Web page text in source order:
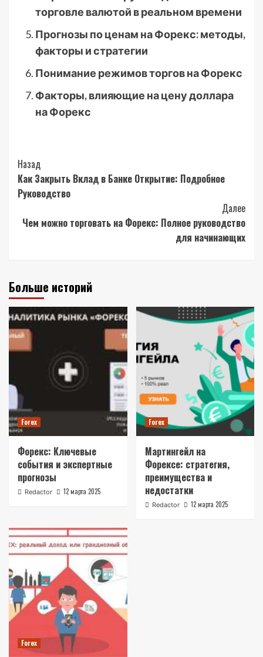
торговле валютой в реальном времени
Прогнозы по ценам на Форекс: методы,
факторы и стратегии
Понимание режимов торгов на Форекс
Факторы, влияющие на цену доллара
на Форекс
Post
Navigation
Назад
Как Закрыть Вклад в Банке Открытие: Подробное
Руководство
Далее
Чем можно торговать на Форекс: Полное руководство
для начинающих
Больше историй
Forex
Форекс: Ключевые
события и экспертные
прогнозы
Redactor 12 марта 2025
Forex
Мартингейл на
Форексе: стратегия,
преимущества и
недостатки
Redactor 12 марта 2025
Forex